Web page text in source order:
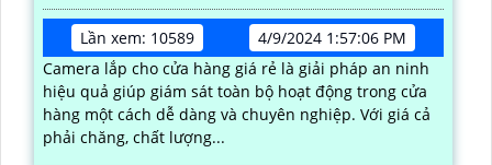
Lần xem: 10589
4/9/2024 1:57:06 PM
Camera lắp cho cửa hàng giá rẻ là giải pháp an ninh
hiệu quả giúp giám sát toàn bộ hoạt động trong cửa
hàng một cách dễ dàng và chuyên nghiệp. Với giá cả
phải chăng, chất lượng...